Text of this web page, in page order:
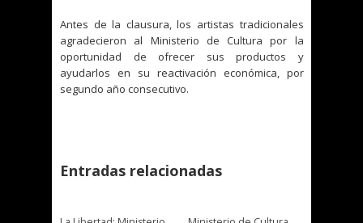
Antes de la clausura, los artistas tradicionales
agradecieron al Ministerio de Cultura por la
oportunidad de ofrecer sus productos y
ayudarlos en su reactivación económica, por
segundo año consecutivo.
Entradas relacionadas